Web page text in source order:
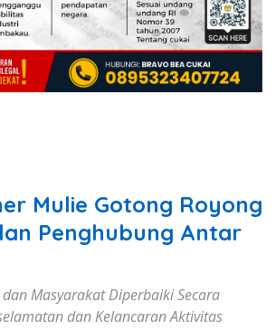
Mulie Gotong Royong
Penghubung Antar
Masyarakat Diperbaiki Secara
dan Kelancaran Aktivitas